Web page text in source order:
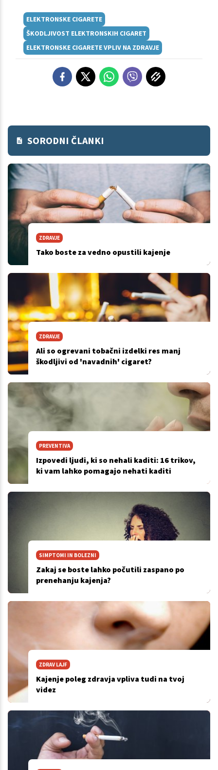
ELEKTRONSKE CIGARETE
ŠKODLJIVOST ELEKTRONSKIH CIGARET
ELEKTRONSKE CIGARETE VPLIV NA ZDRAVJE
SORODNI ČLANKI
ZDRAVJE
Tako boste za vedno opustili kajenje
ZDRAVJE
Ali so ogrevani tobačni izdelki res manj
škodljivi od 'navadnih' cigaret?
PREVENTIVA
Izpovedi ljudi, ki so nehali kaditi: 16 trikov,
ki vam lahko pomagajo nehati kaditi
SIMPTOMI IN BOLEZNI
Zakaj se boste lahko počutili zaspano po
prenehanju kajenja?
ZDRAV LAJF
Kajenje poleg zdravja vpliva tudi na tvoj
videz